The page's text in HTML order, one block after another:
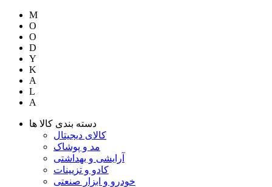
M
O
O
D
Y
K
A
L
A
دسته بندی کالا ها
کالای دیجیتال
مد و پوشاک
آرایشی و بهداشتی
کادو و تزیینات
خودرو و ابزار صنعتی